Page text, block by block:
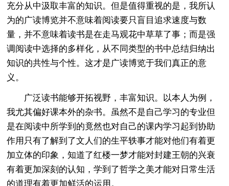
充分从中汲取丰富的知识。但是值得重视的是，我所认
为的广读博览并不意味着阅读要只盲目追求速度与数
量，并不意味着读书是在走马观花中草草了事；而是强
调阅读中选择的多样化，从不同类型的书中总结归纳出
知识的共性与个性。这才是广读博览于我们真正的意
义。
广泛读书能够开拓视野，丰富知识。以本人为例，
我尤其偏好课本外的杂书。虽然不是自己学习的专业但
是在阅读中所学到的竟然也对自己的课内学习起到协助
作用只有了解到了文人们的生平轶事才能对他们有着更
加立体的印象，知道了红楼一梦才能对封建王朝的兴衰
有着更加深刻的认知，学到了哲学之美才能对日常生活
的道理有着更加鲜活的运用。